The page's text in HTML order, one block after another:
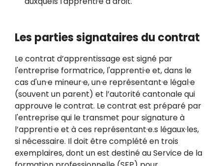
Les parties signataires du contrat
Le contrat d’apprentissage est signé par
l'entreprise formatrice, l'apprenti·e et, dans le
cas d'un·e mineur·e, un·e représentant·e légal·e
(souvent un parent) et l’autorité cantonale qui
approuve le contrat. Le contrat est préparé par
l'entreprise qui le transmet pour signature à
l’apprenti·e et à ces représentant·e.s légaux·les,
si nécessaire. Il doit être complété en trois
exemplaires, dont un est destiné au Service de la